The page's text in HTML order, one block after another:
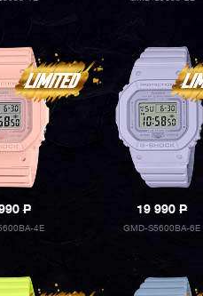
P
4E
19 990P
GMD-S5600BA-6E